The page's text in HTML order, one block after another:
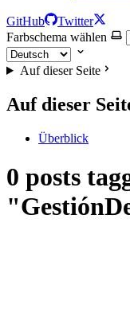
GitHub
Twitter
Farbschema wählen
Auf dieser Seite
Auf dieser
Überblick
0 posts